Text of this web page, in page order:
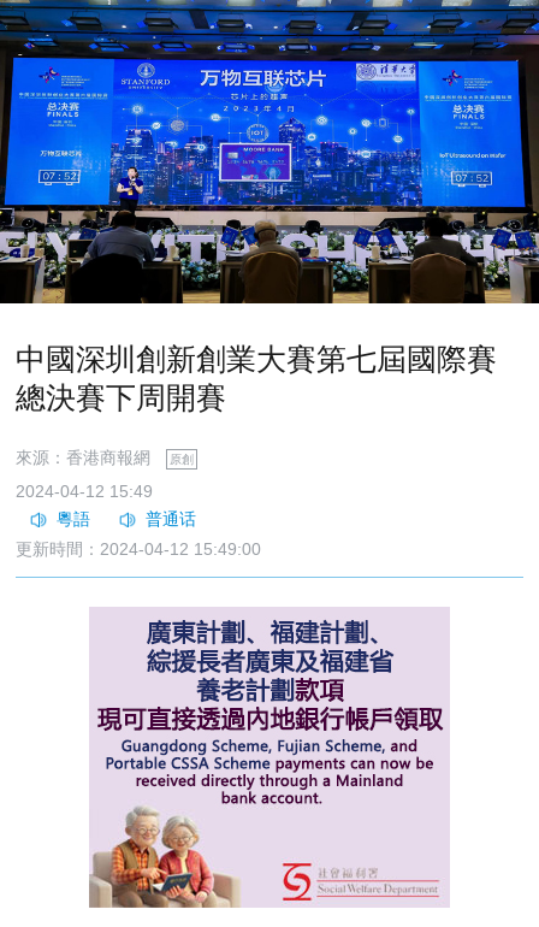
​中國深圳創新創業大賽第七屆國際賽
總決賽下周開賽
來源：香港商報網 原創
2024-04-12 15:49
更新時間：2024-04-12 15:49:00